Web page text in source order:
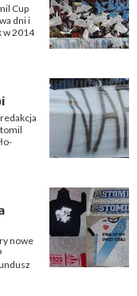
Cup
dni i
w 2014
nowe